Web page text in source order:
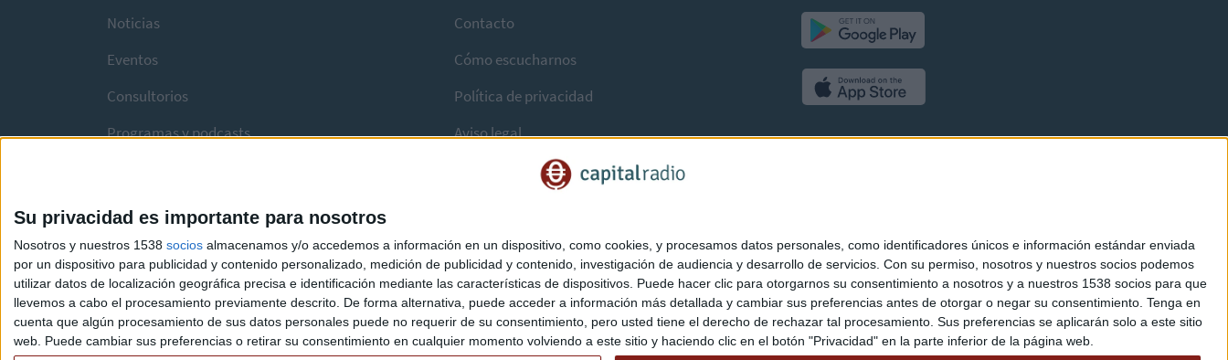
Su privacidad es importante para nosotros
Nosotros y nuestros 1538 socios almacenamos y/o accedemos a información en un dispositivo, como cookies, y procesamos datos personales, como identificadores únicos e información estándar enviada
por un dispositivo para publicidad y contenido personalizado, medición de publicidad y contenido, investigación de audiencia y desarrollo de servicios. Con su permiso, nosotros y nuestros socios podemos
utilizar datos de localización geográfica precisa e identificación mediante las características de dispositivos. Puede hacer clic para otorgarnos su consentimiento a nosotros y a nuestros 1538 socios para que
llevemos a cabo el procesamiento previamente descrito. De forma alternativa, puede acceder a información más detallada y cambiar sus preferencias antes de otorgar o negar su consentimiento. Tenga en
cuenta que algún procesamiento de sus datos personales puede no requerir de su consentimiento, pero usted tiene el derecho de rechazar tal procesamiento. Sus preferencias se aplicarán solo a este sitio
web. Puede cambiar sus preferencias o retirar su consentimiento en cualquier momento volviendo a este sitio y haciendo clic en el botón "Privacidad" en la parte inferior de la página web.
Noticias
Eventos
Consultorios
Programas y podcasts
Contacto
Cómo escucharnos
Política de privacidad
Aviso legal